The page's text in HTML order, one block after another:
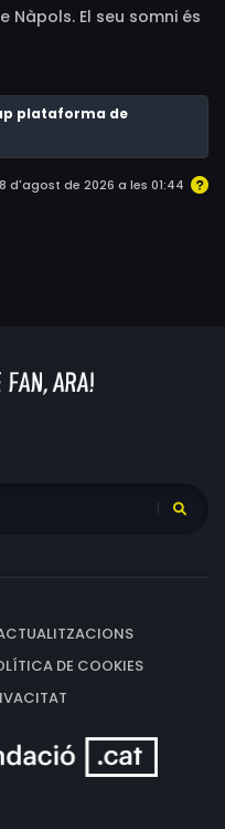
Nàpols. El seu somni és
a Europa i, per
rouge”, un grup de
l’ajuden a organitzar
plataforma de
d'agost de 2026 a les 01:44
DE COOKIES